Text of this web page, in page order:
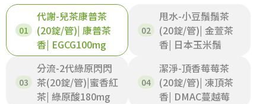
代謝-兒茶康普茶
(20錠/管)| 康普茶
香| EGCG100mg
甩水-小豆鬚鬚茶
(20錠/管)| 金萱茶
香| 日本玉米鬚
分流-2代綠原閃閃
茶(20錠/管)|蜜香紅
茶| 綠原酸180mg
潔淨-頂香莓莓茶
(20錠/管)| 凍頂茶
香| DMAC蔓越莓